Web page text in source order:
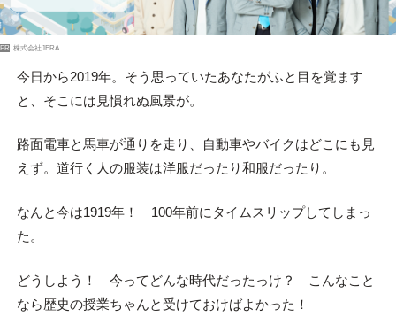
PR 株式会社JERA
今日から2019年。そう思っていたあなたがふと目を覚ます
と、そこには見慣れぬ風景が。
路面電車と馬車が通りを走り、自動車やバイクはどこにも見
えず。道行く人の服装は洋服だったり和服だったり。
なんと今は1919年！ 100年前にタイムスリップしてしまっ
た。
どうしよう！ 今ってどんな時代だったっけ？ こんなこと
なら歴史の授業ちゃんと受けておけばよかった！